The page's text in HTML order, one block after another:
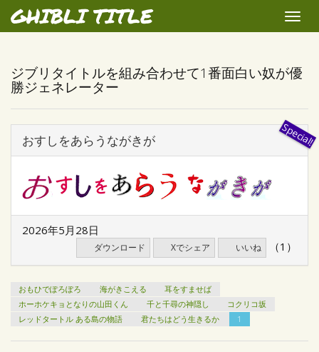
GHIBLI TITLE
Toggle
ジブリタイトルを組み合わせて1番面白い奴が優
勝ジェネレーター
おすしをあらうながきが
2026年5月28日
ダウンロード Xでシェア いいね （1）
おもひでぽろぽろ 海がきこえる
耳をすませば
ホーホケキョとなりの山田くん
千と千尋の神隠し
コクリコ坂
レッドタートル ある島の物語
君たちはどう生きるか 1